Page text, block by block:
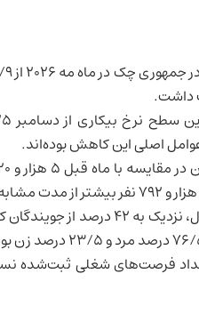
جمهوری چک
داشت.
اصلی این کاهش بوده‌اند.
در همین حال، نزدیک به